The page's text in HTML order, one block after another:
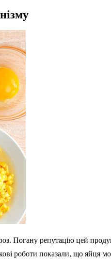
Погану репутацію цей
роботи показали, що яйця